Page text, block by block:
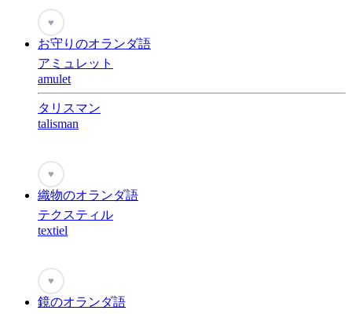
♥
お守りのオランダ語
アミュレット
amulet
タリスマン
talisman
♥
織物のオランダ語
テクスティル
textiel
♥
鏡のオランダ語